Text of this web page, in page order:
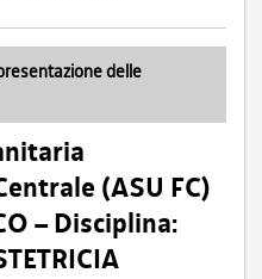
delle
(ASU FC)
– Disciplina: